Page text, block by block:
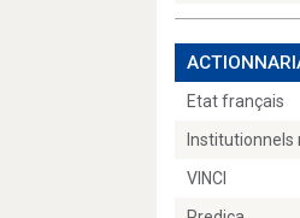
Etat français
Institutionnels
VINCI